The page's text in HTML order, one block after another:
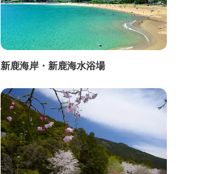
開催日：2026年9月19日(土)
直線距離：16.8km
八幡神社例大祭
新鹿海岸・新鹿海水浴場